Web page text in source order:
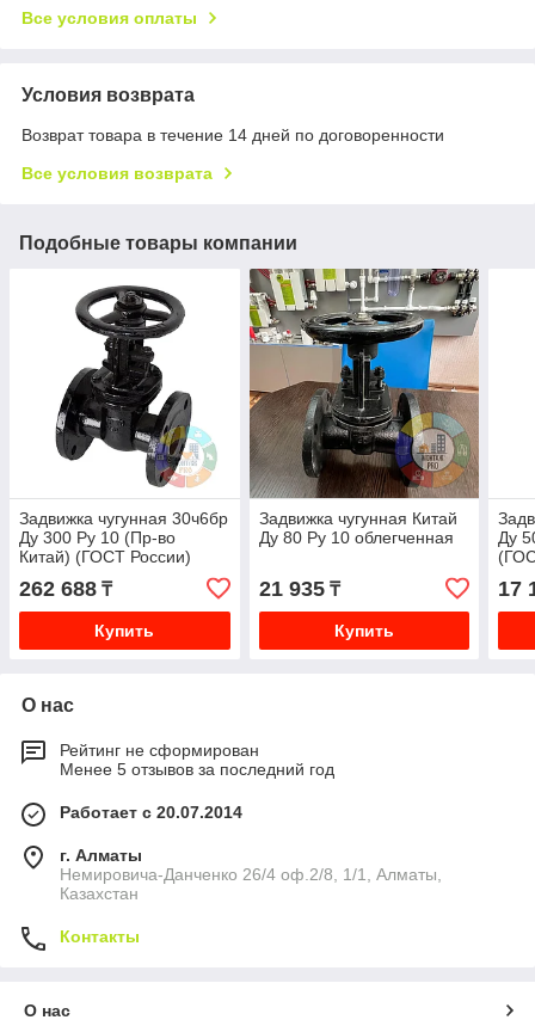
Все условия оплаты
Условия возврата
Возврат товара в течение 14 дней по договоренности
Все условия возврата
Подобные товары компании
Задвижка чугунная 30ч6бр
Ду 300 Ру 10 (Пр-во
Китай) (ГОСТ России)
262 688 ₸
Купить
Задвижка чугунная Китай
Ду 80 Ру 10 облегченная
21 935₸
Купить
Ду
17
О нас
Рейтинг не сформирован
Менее 5 отзывов за последний год
Работает с 20.07.2014
г. Алматы
Немировича-Данченко 26/4 оф.2/8, 1/1, Алматы,
Казахстан
Контакты
О нас